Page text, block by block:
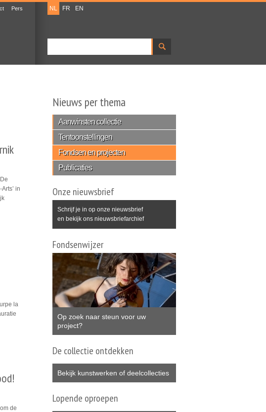
Pers
Zoekveld
NL FR EN
in
la
de
Nieuws per thema
Aanwinsten collectie
Tentoonstellingen
Fondsen en projecten
Publicaties
Onze nieuwsbrief
Schrijf je in op onze nieuwsbrief
en bekijk ons nieuwsbriefarchief
Fondsenwijzer
Op zoek naar steun voor uw
project?
De collectie ontdekken
Bekijk kunstwerken of deelcollecties
Lopende oproepen